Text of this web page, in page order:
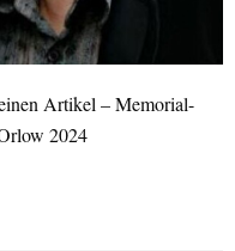
Artikel – Memorial-
2024